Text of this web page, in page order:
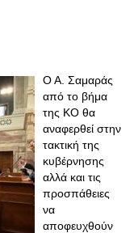
Ο Α. Σαμαράς
από το βήμα
της ΚΟ θα
αναφερθεί στην
τακτική της
κυβέρνησης
αλλά και τις
προσπάθειες
να
αποφευχθούν